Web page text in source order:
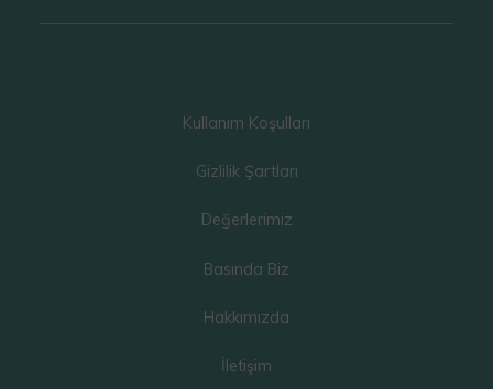
Kullanım Koşulları
Gizlilik Şartları
Değerlerimiz
Basında Biz
Hakkımızda
İletişim